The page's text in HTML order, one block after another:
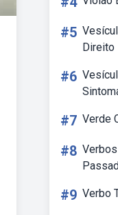
#5
Direito
#6
#7 Verde
#8
#9 Verbo